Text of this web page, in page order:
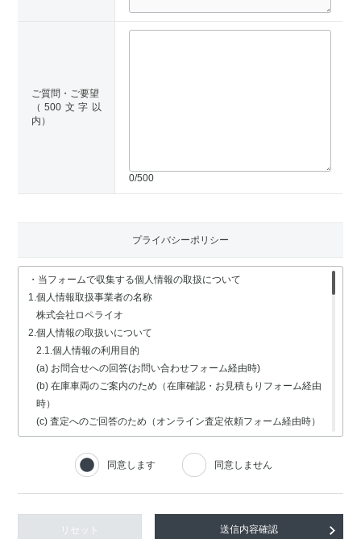
ご質問・ご要望
（500文字以
内）
0/500
プライバシーポリシー
・当フォームで収集する個人情報の取扱について
1.個人情報取扱事業者の名称
株式会社ロペライオ
2.個人情報の取扱いについて
2.1.個人情報の利用目的
(a) お問合せへの回答(お問い合わせフォーム経由時)
(b) 在庫車両のご案内のため（在庫確認・お見積もりフォーム経由
時）
(c) 査定へのご回答のため（オンライン査定依頼フォーム経由時）
(d) 車検・修理関連の回答のため（車検・修理の受付フォーム経由
(e) 採用選考業務（採用情報フォーム経由時）
2.2.個人情報の取扱いの委託
情報の安全管理が図られるよう、充分な保護水準を備えている委託
同意します 同意しません
リセット